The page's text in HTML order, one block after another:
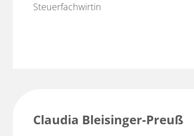
Steuerfachwirtin
Claudia Bleisinger-Preuß